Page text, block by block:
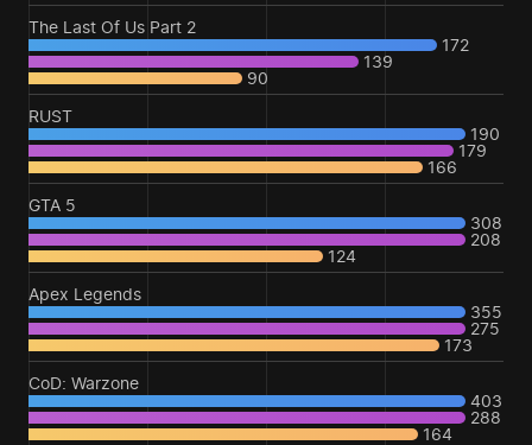
The Last Of Us Part 2
172
139
90
RUST
190
179
166
GTA 5
308
208
124
Apex Legends
355
275
173
CoD: Warzone
403
288
164